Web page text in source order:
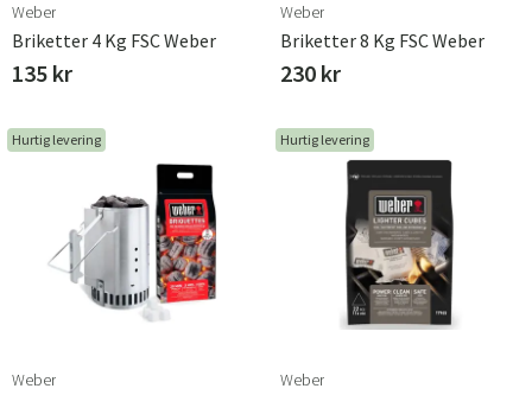
Weber
Briketter 4 Kg FSC Weber
135 kr
Weber
Briketter 8 Kg FSC Weber
230 kr
Hurtig levering
Weber
Hurtig levering
Weber